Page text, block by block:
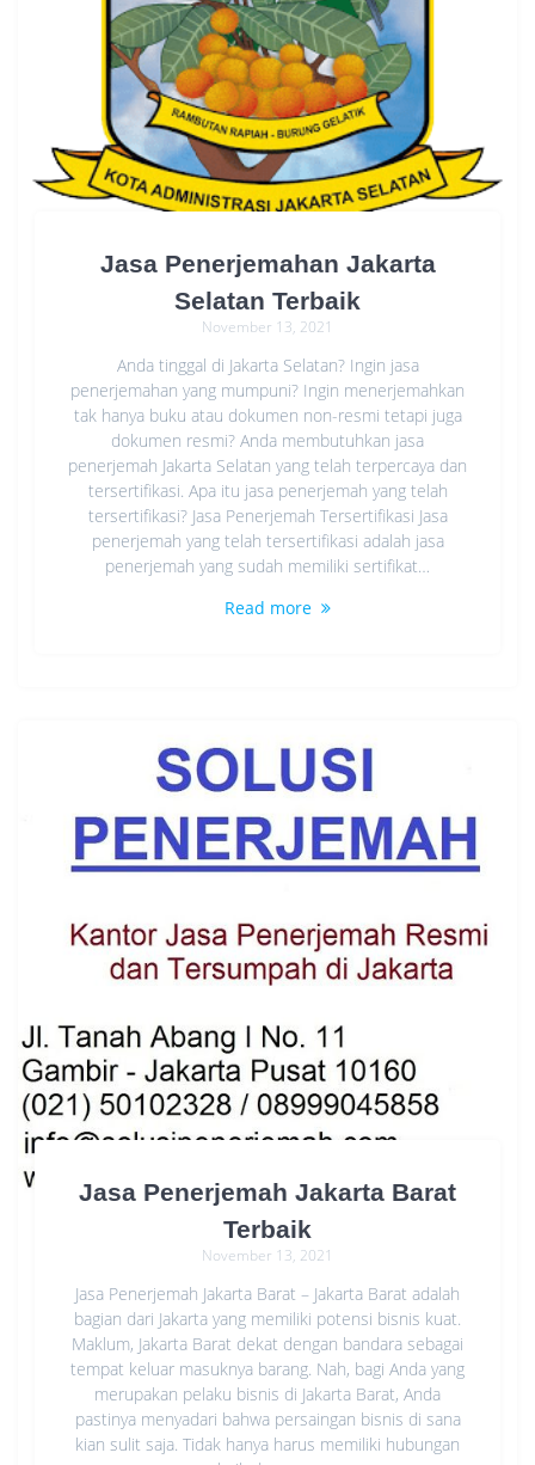
Jasa Penerjemahan Jakarta
Selatan Terbaik
November 13, 2021
Anda tinggal di Jakarta Selatan? Ingin jasa
penerjemahan yang mumpuni? Ingin menerjemahkan
tak hanya buku atau dokumen non-resmi tetapi juga
dokumen resmi? Anda membutuhkan jasa
penerjemah Jakarta Selatan yang telah terpercaya dan
tersertifikasi. Apa itu jasa penerjemah yang telah
tersertifikasi? Jasa Penerjemah Tersertifikasi Jasa
penerjemah yang telah tersertifikasi adalah jasa
penerjemah yang sudah memiliki sertifikat…
Read more
Jasa Penerjemah Jakarta Barat
Terbaik
November 13, 2021
Jasa Penerjemah Jakarta Barat – Jakarta Barat adalah
bagian dari Jakarta yang memiliki potensi bisnis kuat.
Maklum, Jakarta Barat dekat dengan bandara sebagai
tempat keluar masuknya barang. Nah, bagi Anda yang
merupakan pelaku bisnis di Jakarta Barat, Anda
pastinya menyadari bahwa persaingan bisnis di sana
kian sulit saja. Tidak hanya harus memiliki hubungan